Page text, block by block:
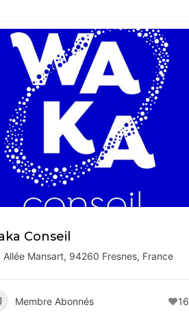
Conseil
Allée Mansart, 94260 Fresnes, France
Membre Abonnés 16